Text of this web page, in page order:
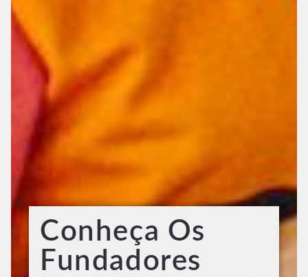
Conheça Os
Fundadores